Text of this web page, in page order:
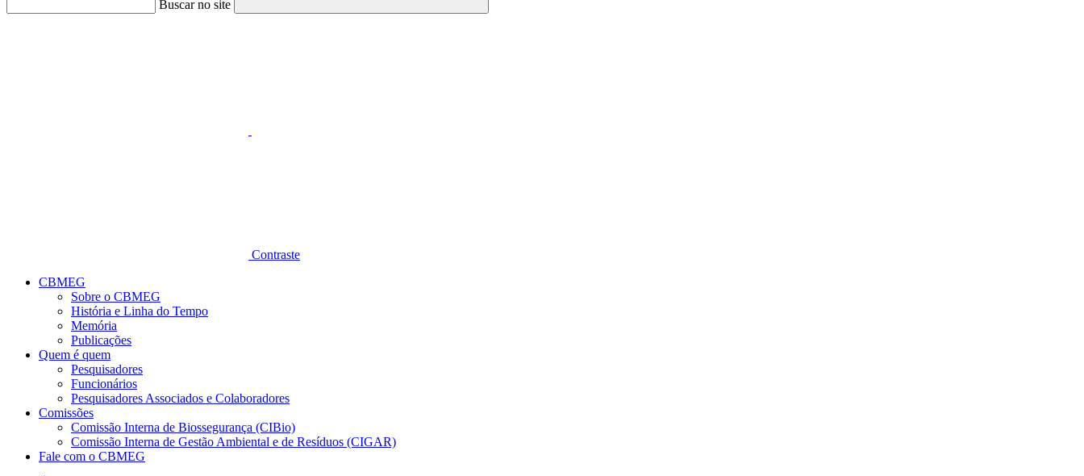
Buscar no site
Buscar
Contraste
CBMEG
Sobre o CBMEG
História e Linha do Tempo
Memória
Publicações
Quem é quem
Pesquisadores
Funcionários
Pesquisadores Associados e Colaboradores
Comissões
Comissão Interna de Biossegurança (CIBio)
Comissão Interna de Gestão Ambiental e de Resíduos (CIGAR)
Fale com o CBMEG